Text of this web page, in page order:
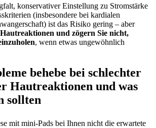
​konservativer Einstellung ⁣zu Stromstärke
(insbesondere bei kardialen
ist das⁤ Risiko⁣ gering – ‌aber
und ⁣zögern Sie nicht,
, wenn⁤ etwas ungewöhnlich⁣
behebe bei⁢ schlechter
Hautreaktionen‌ und was
sollten
⁤mit mini‑Pads​ bei ⁣Ihnen nicht⁣ die erwartete